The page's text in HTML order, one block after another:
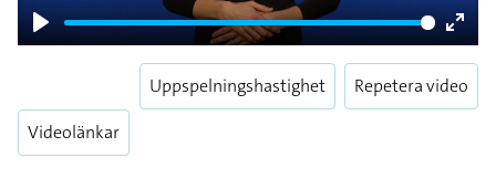
Play
Enter
Videolänkar
Uppspelningshastighet Repetera video